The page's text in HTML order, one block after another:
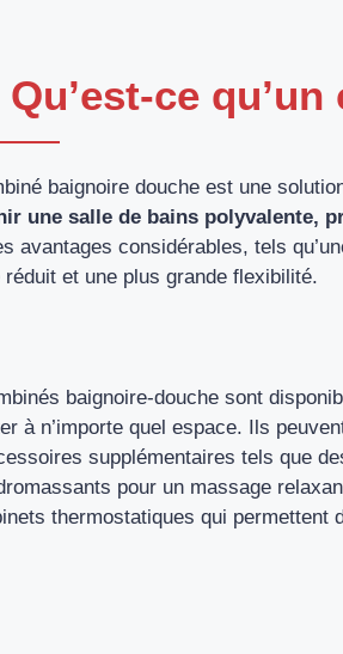
Qu’est-ce
baignoire douche est une
une salle de bains polyvalente,
avantages considérables, tels
réduit et une plus grande flexibilité.
baignoire-douche sont
à n’importe quel espace. Ils
supplémentaires tels que
pour un massage
thermostatiques qui permettent